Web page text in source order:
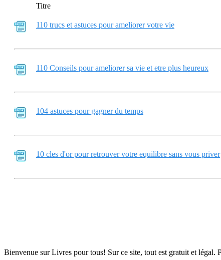
Titre
110 trucs et astuces pour ameliorer votre vie
110 Conseils pour ameliorer sa vie et etre plus heureux
104 astuces pour gagner du temps
10 cles d'or pour retrouver votre equilibre sans vous priver
Bienvenue sur Livres pour tous! Sur ce site, tout est gratuit et légal.